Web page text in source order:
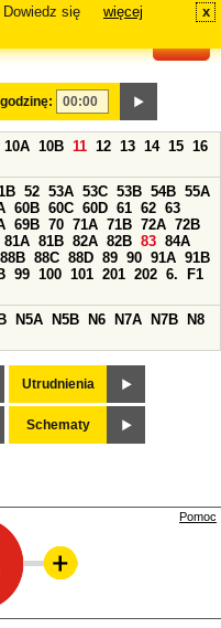
się
więcej x
10A 10B 11 12 13 14 15 16
52 53A 53C 53B 54B 55A
60B 60C 60D 61 62 63
69B 70 71A 71B 72A 72B
81A 81B 82A 82B 83 84A
88B 88C 88D 89 90 91A 91B
99 100 101 201 202 6.
F1
N5A N5B N6 N7A N7B
N8
Utrudnienia
Schematy
Pomoc